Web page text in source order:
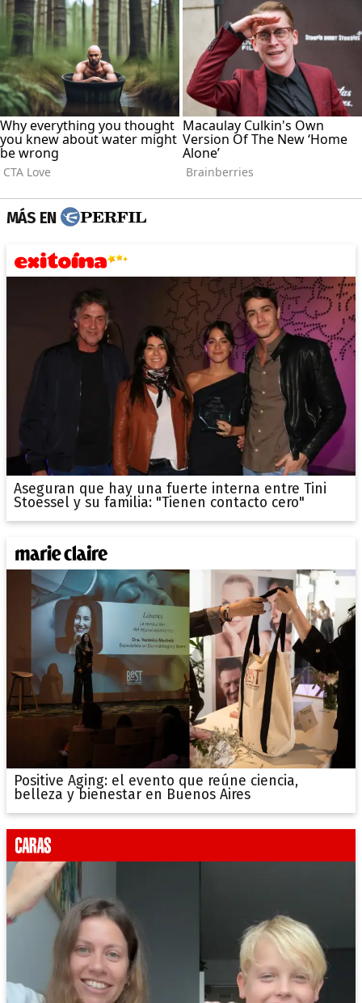
MÁS EN
Aseguran que hay una fuerte interna entre Tini
Stoessel y su familia: "Tienen contacto cero"
Positive Aging: el evento que reúne ciencia,
belleza y bienestar en Buenos Aires